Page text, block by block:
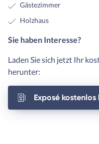
Gästezimmer
Holzhaus
Sie haben Interesse?
Laden Sie sich jetzt Ihr
herunter:
Exposé